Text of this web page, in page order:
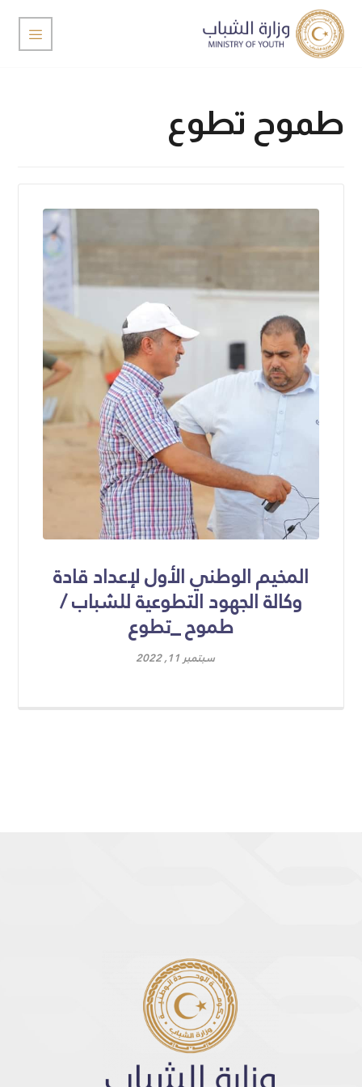
طموح تطوع
المخيم الوطني الأول لإعداد قادة
وكالة الجهود التطوعية للشباب /
طموح _تطوع
سبتمبر 11, 2022